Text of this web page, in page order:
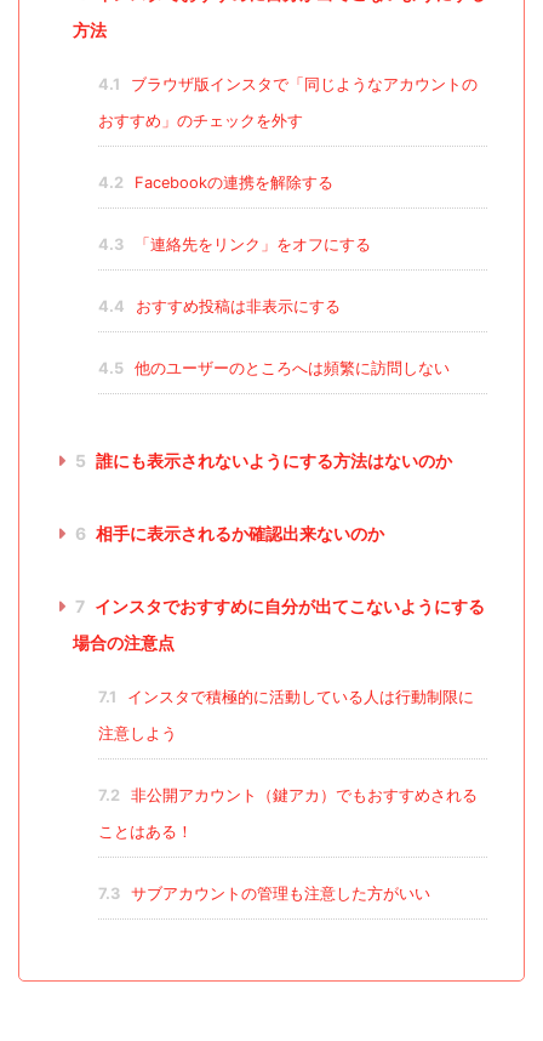
方法
4.1
ブラウザ版インスタで「同じようなアカウントの
おすすめ」のチェックを外す
4.2 Facebookの連携を解除する
4.3 「連絡先をリンク」をオフにする
4.4 おすすめ投稿は非表示にする
4.5 他のユーザーのところへは頻繁に訪問しない
5 誰にも表示されないようにする方法はないのか
6 相手に表示されるか確認出来ないのか
7 インスタでおすすめに自分が出てこないようにする
場合の注意点
7.1
インスタで積極的に活動している人は行動制限に
注意しよう
7.2
非公開アカウント（鍵アカ）でもおすすめされる
ことはある！
7.3 サブアカウントの管理も注意した方がいい